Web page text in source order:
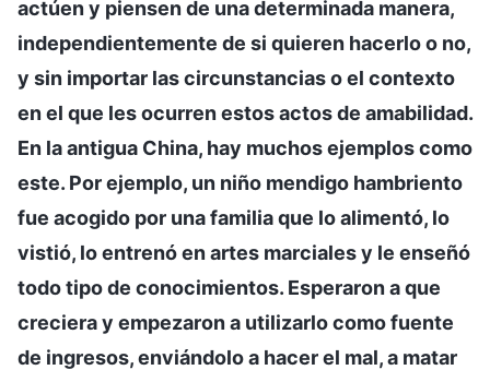
actúen y piensen de una determinada manera,
independientemente de si quieren hacerlo o no,
y sin importar las circunstancias o el contexto
en el que les ocurren estos actos de amabilidad.
En la antigua China, hay muchos ejemplos como
este. Por ejemplo, un niño mendigo hambriento
fue acogido por una familia que lo alimentó, lo
vistió, lo entrenó en artes marciales y le enseñó
todo tipo de conocimientos. Esperaron a que
creciera y empezaron a utilizarlo como fuente
de ingresos, enviándolo a hacer el mal, a matar